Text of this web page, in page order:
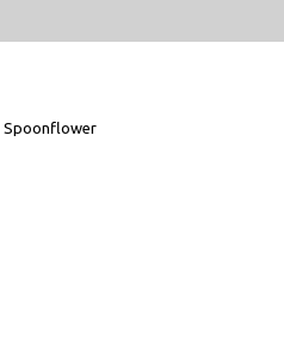
Spoonflower